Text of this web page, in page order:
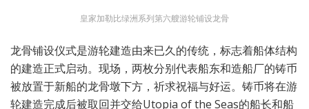
皇家加勒比绿洲系列第六艘游轮铺设龙骨
龙骨铺设仪式是游轮建造由来已久的传统，标志着船体结构
的建造正式启动。现场，两枚分别代表船东和造船厂的铸币
被放置于新船的龙骨墩下方，祈求祝福与好运。铸币将在游
轮建造完成后被取回并交给Utopia of the Seas的船长和船